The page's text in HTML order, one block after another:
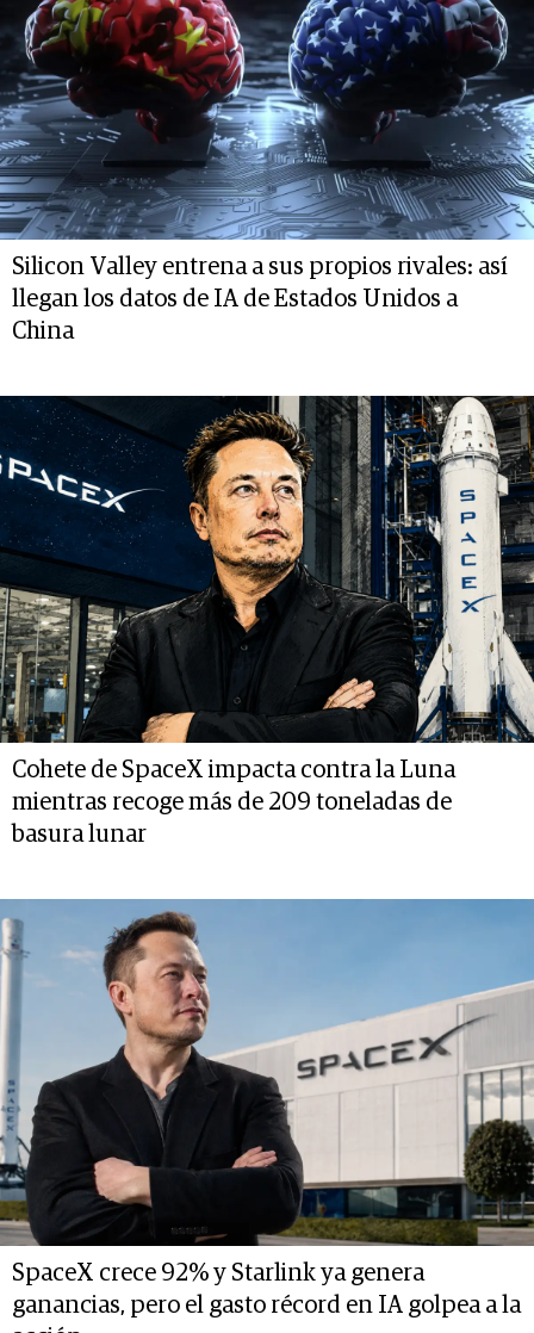
Silicon Valley entrena a sus propios rivales: así
llegan los datos de IA de Estados Unidos a
China
Cohete de SpaceX impacta contra la Luna
mientras recoge más de 209 toneladas de
basura lunar
SpaceX crece 92% y Starlink ya genera
ganancias, pero el gasto récord en IA golpea a la